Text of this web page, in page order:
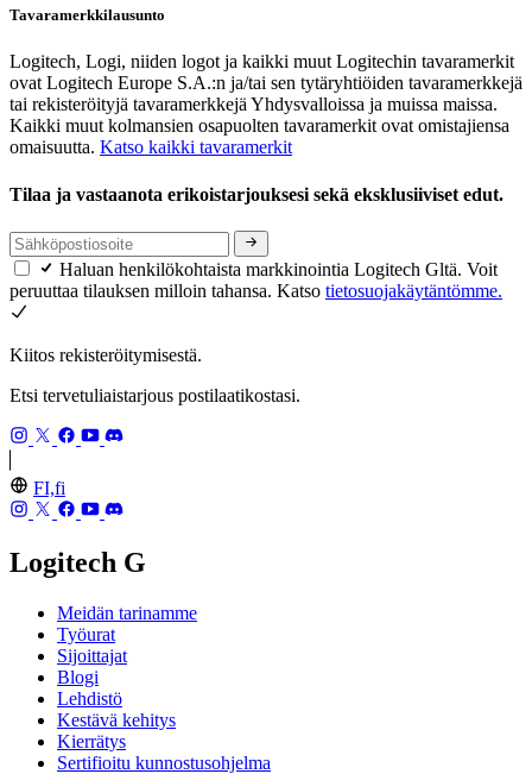
Tavaramerkkilausunto
Logitech, Logi, niiden logot ja kaikki muut Logitechin tavaramerkit
ovat Logitech Europe S.A.:n ja/tai sen tytäryhtiöiden tavaramerkkejä
tai rekisteröityjä tavaramerkkejä Yhdysvalloissa ja muissa maissa.
Kaikki muut kolmansien osapuolten tavaramerkit ovat omistajiensa
omaisuutta. Katso kaikki tavaramerkit
Tilaa ja vastaanota erikoistarjouksesi sekä eksklusiiviset edut.
Haluan henkilökohtaista markkinointia Logitech Gltä. Voit
peruuttaa tilauksen milloin tahansa. Katso tietosuojakäytäntömme.
Kiitos rekisteröitymisestä.
Etsi tervetuliaistarjous postilaatikostasi.
FI,fi
Logitech G
Meidän tarinamme
Työurat
Sijoittajat
Blogi
Lehdistö
Kestävä kehitys
Kierrätys
Sertifioitu kunnostusohjelma